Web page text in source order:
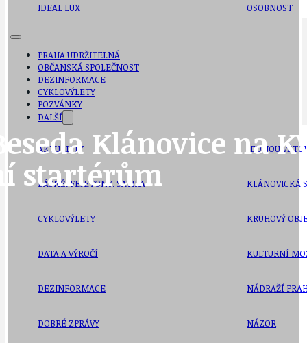
IDEAL LUX OSOBNOST
PRAHA UDRŽITELNÁ
OBČANSKÁ SPOLEČNOST
DEZINFORMACE
CYKLOVÝLETY
POZVÁNKY
DALŠÍ
AKTUALITY
BÁSNĚ. FEJETONY. SATIRA
CYKLOVÝLETY
DATA A VÝROČÍ
DEZINFORMACE
DOBRÉ ZPRÁVY
JEDNOU
KLÁNOVICKÁ
KRUHOVÝ
KULTURNÍ
NÁDRAŽÍ
NÁZOR
Klánovice na
startérům